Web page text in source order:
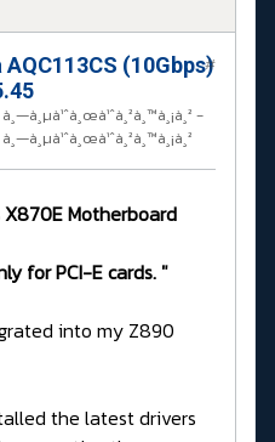
(10Gbps)
-
#
Motherboard
for PCI-E cards. "
into my Z890
the latest drivers